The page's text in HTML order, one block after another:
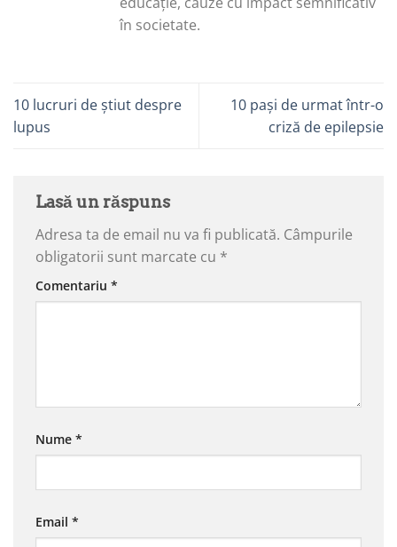
în societate.
10 lucruri de știut despre
lupus
10 pași de urmat într-o
criză de epilepsie
Lasă un răspuns
Adresa ta de email nu va fi publicată. Câmpurile
obligatorii sunt marcate cu *
Comentariu *
Nume *
Email *